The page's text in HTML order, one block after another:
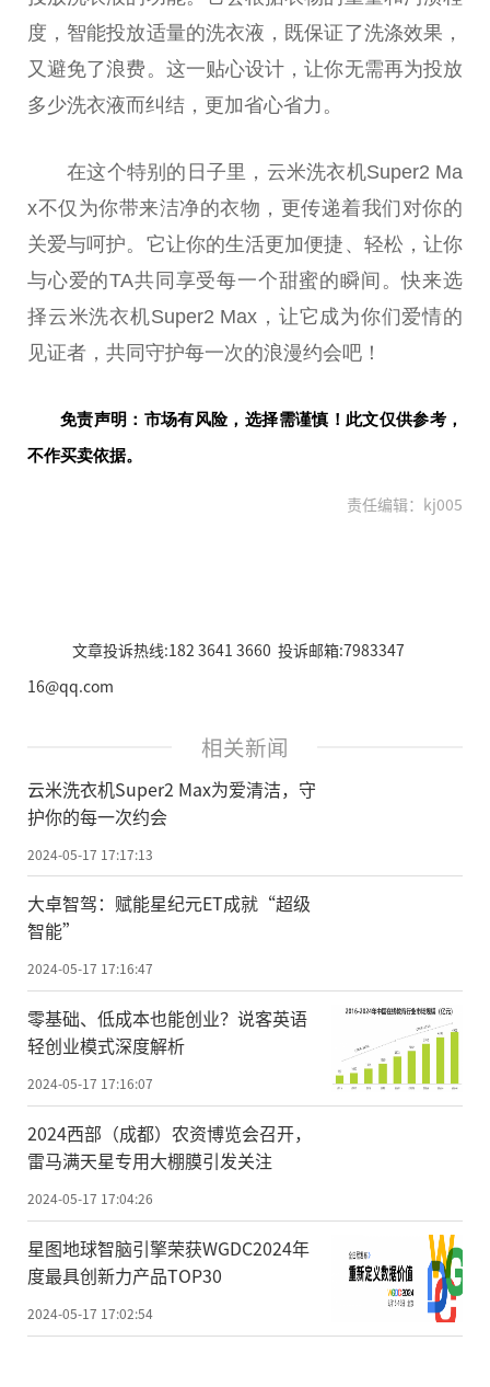
度，智能投放适量的洗衣液，既保证了洗涤效果 ，
又避免了浪费。这一贴心设计，让你无需再为投放
多少洗衣液而纠结，更加省心省力。
在这个特别的日子里，云米洗衣机Super2 Ma
x不仅为你带来洁净的衣物，更传递着我们对你的
关爱与呵护。它让你的生活更加便捷、轻松，让你
与心爱的TA共同享受每一个甜蜜的瞬间。快来选
择云米洗衣机Super2 Max，让它成为你们爱情的
见证者，共同守护每一次的浪漫约会吧！
免责声明：市场有风险，选择需谨慎！此文仅供参考，
不作买卖依据。
责任编辑：kj005
文章投诉热线:182 3641 3660 投诉邮箱:7983347
16@qq.com
相关新闻
云米洗衣机Super2 Max为爱清洁，守
护你的每一次约会
2024-05-17 17:17:13
大卓智驾：赋能星纪元ET成就“超级
智能”
2024-05-17 17:16:47
零基础、低成本也能创业？说客英语
轻创业模式深度解析
2024-05-17 17:16:07
2024西部（成都）农资博览会召开，
雷马满天星专用大棚膜引发关注
2024-05-17 17:04:26
星图地球智脑引擎荣获WGDC2024年
度最具创新力产品TOP30
2024-05-17 17:02:54